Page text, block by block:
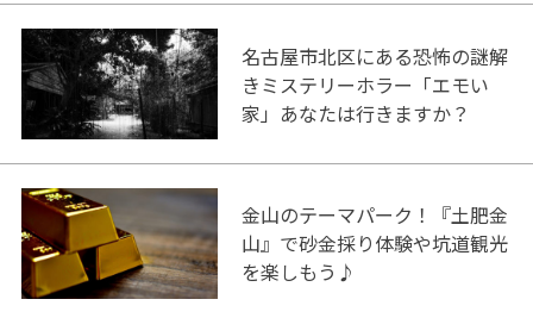
名古屋市北区にある恐怖の謎解
きミステリーホラー「エモい
家」あなたは行きますか？
金山のテーマパーク！『土肥金
山』で砂金採り体験や坑道観光
を楽しもう♪